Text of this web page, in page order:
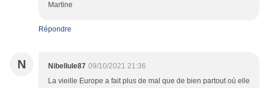
Martine
Répondre
N Nibellule87 09/10/2021 21:36
La vieille Europe a fait plus de mal que de bien partout où elle